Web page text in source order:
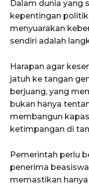
Dalam dunia yang
kepentingan
menyuarakan
sendiri adalah
Harapan agar
jatuh ke tangan
berjuang, yang
bukan hanya
membangun
ketimpangan di
Pemerintah perlu
penerima
memastikan